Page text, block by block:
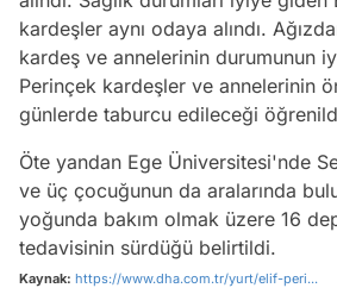
kardeşler aynı odaya alındı.
kardeş ve annelerinin durumunun
Perinçek kardeşler ve annelerinin
günlerde taburcu edileceği
Öte yandan Ege Üniversitesi'nde
ve üç çocuğunun da aralarında
yoğunda bakım olmak üzere 16
tedavisinin sürdüğü belirtildi.
Kaynak: https://www.dha.com.tr/yurt/elif-peri...